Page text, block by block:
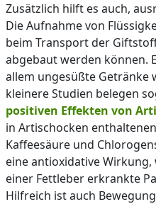
Zusätzlich hilft es auch,
Die Aufnahme von
beim Transport der
abgebaut werden können.
allem ungesüßte Getränke
kleinere Studien belegen
positiven Effekten von
in Artischocken
Kaffeesäure und
eine antioxidative
einer Fettleber erkrankte
Hilfreich ist auch